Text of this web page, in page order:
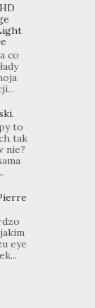
co
to
tak
nie?
eye